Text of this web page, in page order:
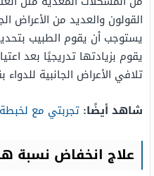
القولون والعديد من الأعراض
يستوجب أن يقوم الطبيب
يقوم بزيادتها تدريجيًا بعد
تلافي الأعراض الجانبية للدواء
شاهد أيضًا: تجربتي مع
علاج انخفاض نسبة